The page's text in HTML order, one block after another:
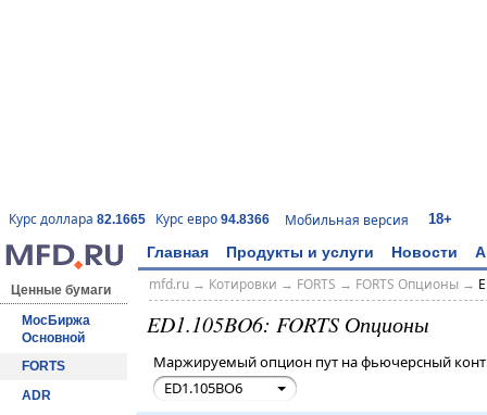
Курс доллара 82.1665 Курс евро 94.8366 Мобильная версия 18+
Главная Продукты и услуги Новости
Ценные бумаги
МосБиржа
Основной
FORTS
ADR
mfd.ru→ Котировки → FORTS → FORTS Опционы→
ED1.105BO6: FORTS Опционы
Маржируемый опцион пут на фьючерсный
ED1.105BO6